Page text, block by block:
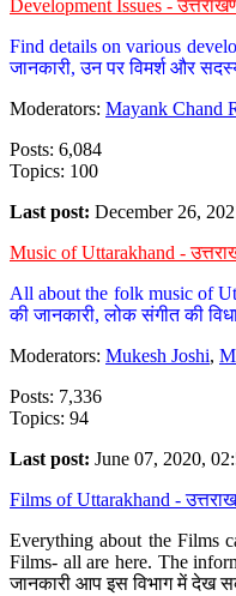
Development Issues -
Find details on various
जानकारी, उन पर विमर्श और
Moderators: Mayank Chand
Posts: 6,084
Topics: 100
Last post: December 26,
Music of Uttarakhand -
All about the folk music of
की जानकारी, लोक संगीत की
Moderators: Mukesh Joshi,
Posts: 7,336
Topics: 94
Last post: June 07, 2020,
Films of Uttarakhand -
Everything about the Films
Films- all are here. The
जानकारी आप इस विभाग में देख